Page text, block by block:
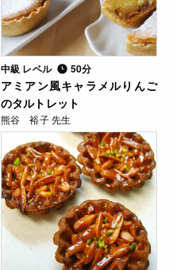
中級 レベル 50分
アミアン風キャラメルりんご
のタルトレット
熊谷 裕子 先生